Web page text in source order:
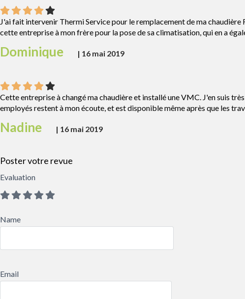
J'ai fait intervenir Thermi Service pour le remplacement de ma
cette entreprise à mon frère pour la pose de sa climatisation, qui en a
Dominique | 16 mai 2019
Cette entreprise à changé ma chaudière et installé une VMC. J'en suis
employés restent à mon écoute, et est disponible même après que les
Nadine | 16 mai 2019
Poster votre revue
Evaluation
Name
Email